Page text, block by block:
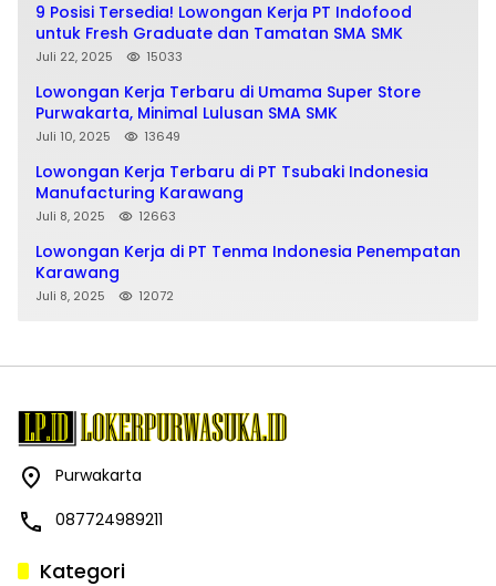
9 Posisi Tersedia! Lowongan Kerja PT Indofood
untuk Fresh Graduate dan Tamatan SMA SMK
Juli 22, 2025 15033
Lowongan Kerja Terbaru di Umama Super Store
Purwakarta, Minimal Lulusan SMA SMK
Juli 10, 2025 13649
Lowongan Kerja Terbaru di PT Tsubaki Indonesia
Manufacturing Karawang
Juli 8, 2025 12663
Lowongan Kerja di PT Tenma Indonesia Penempatan
Karawang
Juli 8, 2025 12072
Purwakarta
087724989211
Kategori